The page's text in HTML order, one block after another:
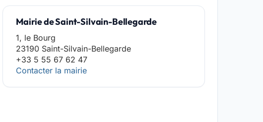
Mairie de Saint-Silvain-Bellegarde
1, le Bourg
23190 Saint-Silvain-Bellegarde
+33 5 55 67 62 47
Contacter la mairie